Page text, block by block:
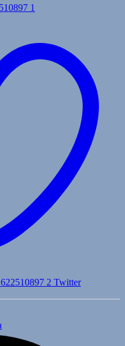
1
2 Twitter